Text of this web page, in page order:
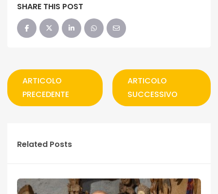
SHARE THIS POST
ARTICOLO
PRECEDENTE
ARTICOLO
SUCCESSIVO
Related Posts